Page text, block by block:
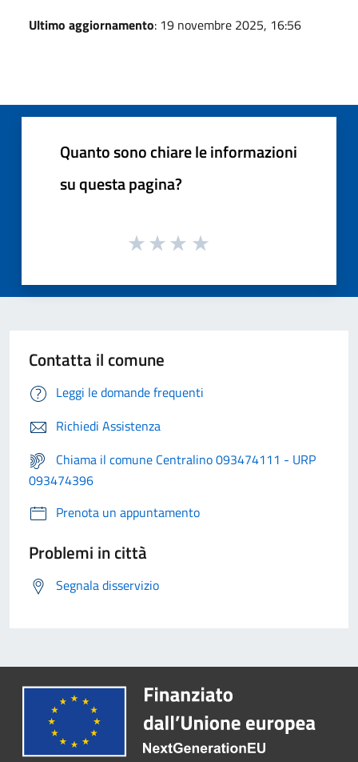
Ultimo aggiornamento: 19 novembre 2025, 16:56
Quanto sono chiare le informazioni
su questa pagina?
Contatta il comune
Leggi le domande frequenti
Richiedi Assistenza
Chiama il comune Centralino 093474111 - URP
093474396
Prenota un appuntamento
Problemi in città
Segnala disservizio